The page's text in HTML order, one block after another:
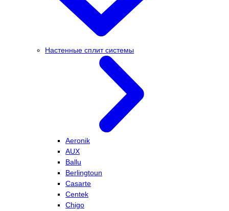
Настенные сплит системы
Aeronik
AUX
Ballu
Berlingtoun
Casarte
Centek
Chigo